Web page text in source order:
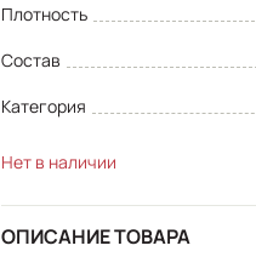
Плотность
Состав
Категория
Нет в наличии
ОПИСАНИЕ ТОВАРА